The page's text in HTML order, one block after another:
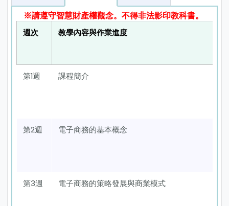
※請遵守智慧財產權觀念。不得非法影印教科書。
週次 教學內容與作業進度
第1週 課程簡介
第2週 電子商務的基本概念
第3週 電子商務的策略發展與商業模式